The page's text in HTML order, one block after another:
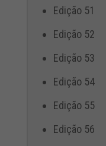
Edição 51
Edição 52
Edição 53
Edição 54
Edição 55
Edição 56